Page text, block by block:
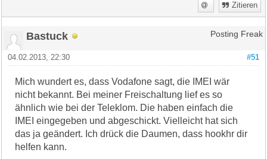
Zitieren
Bastuck Posting Freak
#51
04.02.2013, 22:30
Mich wundert es, dass Vodafone sagt, die IMEI wär
nicht bekannt. Bei meiner Freischaltung lief es so
ähnlich wie bei der Teleklom. Die haben einfach die
IMEI eingegeben und abgeschickt. Vielleicht hat sich
das ja geändert. Ich drück die Daumen, dass hookhr dir
helfen kann.